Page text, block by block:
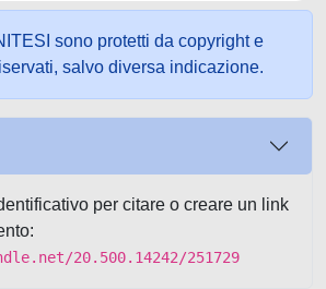
sono protetti da copyright e
salvo diversa indicazione.
per citare o creare un link
20.500.14242/251729